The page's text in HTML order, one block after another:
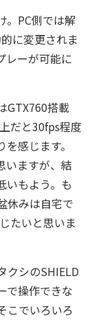
。PC側では解
に変更されま
レーが可能に
GTX760搭載
だと30fps程度
感じます。
いますが、結
いもよう。も
休みは自宅で
たいと思いま
クシのSHIELD
で操作できな
こでいろいろ